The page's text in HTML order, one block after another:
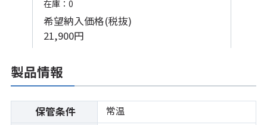
在庫：0
希望納入価格(税抜)
21,900円
製品情報
保管条件 常温